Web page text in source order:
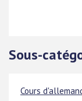
Sous-
Cours